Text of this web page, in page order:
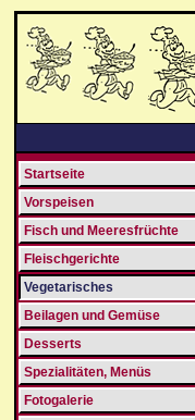
Startseite
Vorspeisen
Fisch und Meeresfrüchte
Fleischgerichte
Vegetarisches
Beilagen und Gemüse
Desserts
Spezialitäten, Menüs
Fotogalerie